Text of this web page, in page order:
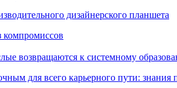
дизайнерского планшета
возвращаются к системному
для всего карьерного пути: